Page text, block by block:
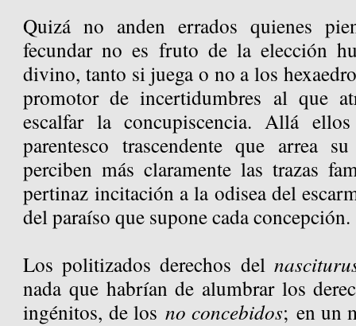
Quizá no anden errados quienes
fecundar no es fruto de la elección
divino, tanto si juega o no a los
promotor de incertidumbres al que
escalfar la concupiscencia. Allá
parentesco trascendente que arrea
perciben más claramente las trazas
pertinaz incitación a la odisea del
del paraíso que supone cada concepción.
Los politizados derechos del
nada que habrían de alumbrar los
ingénitos, de los no concebidos; en un